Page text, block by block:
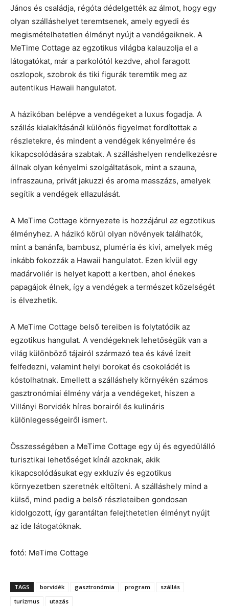
János és családja, régóta dédelgették az álmot, hogy egy
olyan szálláshelyet teremtsenek, amely egyedi és
megismételhetetlen élményt nyújt a vendégeiknek. A
MeTime Cottage az egzotikus világba kalauzolja el a
látogatókat, már a parkolótól kezdve, ahol faragott
oszlopok, szobrok és tiki figurák teremtik meg az
autentikus Hawaii hangulatot.
A házikóban belépve a vendégeket a luxus fogadja. A
szállás kialakításánál különös figyelmet fordítottak a
részletekre, és mindent a vendégek kényelmére és
kikapcsolódására szabtak. A szálláshelyen rendelkezésre
állnak olyan kényelmi szolgáltatások, mint a szauna,
infraszauna, privát jakuzzi és aroma masszázs, amelyek
segítik a vendégek ellazulását.
A MeTime Cottage környezete is hozzájárul az egzotikus
élményhez. A házikó körül olyan növények találhatók,
mint a banánfa, bambusz, pluméria és kivi, amelyek még
inkább fokozzák a Hawaii hangulatot. Ezen kívül egy
madárvoliér is helyet kapott a kertben, ahol énekes
papagájok élnek, így a vendégek a természet közelségét
is élvezhetik.
A MeTime Cottage belső tereiben is folytatódik az
egzotikus hangulat. A vendégeknek lehetőségük van a
világ különböző tájairól származó tea és kávé ízeit
felfedezni, valamint helyi borokat és csokoládét is
kóstolhatnak. Emellett a szálláshely környékén számos
gasztronómiai élmény várja a vendégeket, hiszen a
Villányi Borvidék híres borairól és kulináris
különlegességeiről ismert.
Összességében a MeTime Cottage egy új és egyedülálló
turisztikai lehetőséget kínál azoknak, akik
kikapcsolódásukat egy exkluzív és egzotikus
környezetben szeretnék eltölteni. A szálláshely mind a
külső, mind pedig a belső részleteiben gondosan
kidolgozott, így garantáltan felejthetetlen élményt nyújt
az ide látogatóknak.
fotó: MeTime Cottage
TAGS borvidék gasztronómia program
szállás
turizmus
utazás